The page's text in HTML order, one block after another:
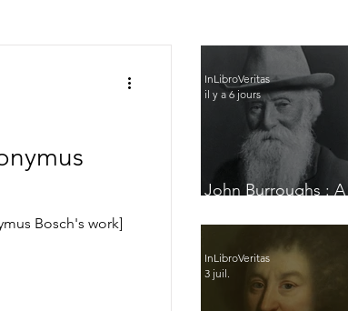
Bosch's work]
John Burroughs : A
InLibroVeritas
il y a 6 jours
InLibroVeritas
3 juil.